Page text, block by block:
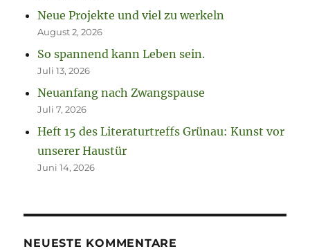
Neue Projekte und viel zu werkeln
August 2, 2026
So spannend kann Leben sein.
Juli 13, 2026
Neuanfang nach Zwangspause
Juli 7, 2026
Heft 15 des Literaturtreffs Grünau: Kunst vor
unserer Haustür
Juni 14, 2026
NEUESTE KOMMENTARE